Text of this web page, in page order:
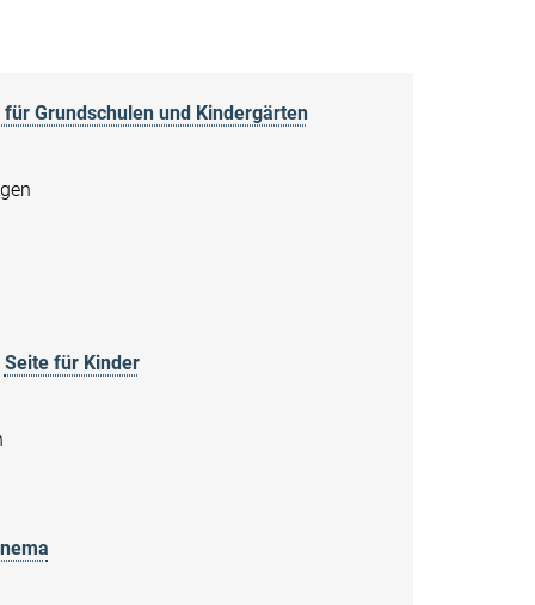
Grundschulen und Kindergärten
Seite für Kinder